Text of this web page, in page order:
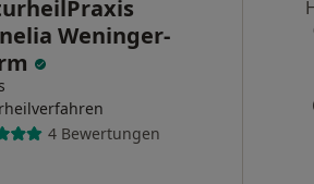
Weninger-
4 Bewertungen